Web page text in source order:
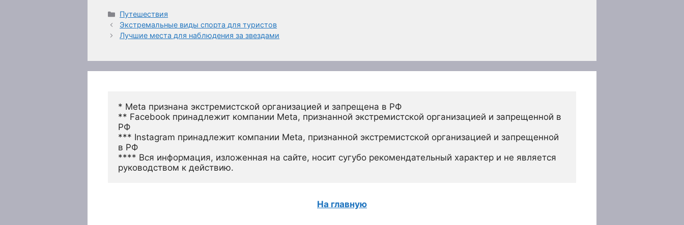
Рубрики
Путешествия
Экстремальные виды спорта для туристов
Лучшие места для наблюдения за звездами
* Meta признана экстремистской организацией и запрещена в РФ
** Facebook принадлежит компании Meta, признанной экстремистской организацией и запрещенной в
РФ
*** Instagram принадлежит компании Meta, признанной экстремистской организацией и запрещенной
в РФ
**** Вся информация, изложенная на сайте, носит сугубо рекомендательный характер и не является
руководством к действию.
На главную